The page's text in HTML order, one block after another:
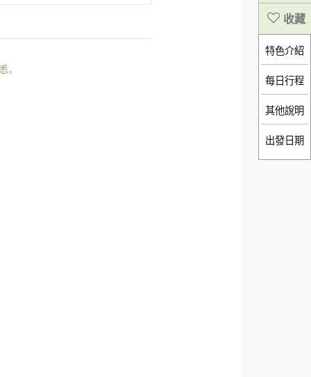
特色介紹
每日行程
其他說明
出發日期